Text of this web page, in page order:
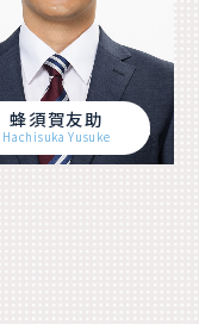
蜂須賀友助
Hachisuka Yusuke